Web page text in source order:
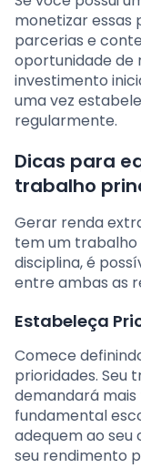
monetizar essas
parcerias e
oportunidade de
investimento
uma vez
regularmente.
Dicas para
trabalho
Gerar renda
tem um trabalho
disciplina, é
entre ambas as
Estabeleça
Comece
prioridades. Seu
demandará
fundamental
adequem ao
seu rendimento